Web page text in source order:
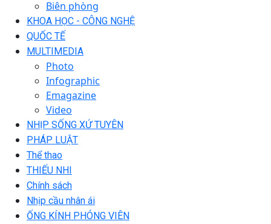
Biên phòng
KHOA HỌC - CÔNG NGHỆ
QUỐC TẾ
MULTIMEDIA
Photo
Infographic
Emagazine
Video
NHỊP SỐNG XỨ TUYÊN
PHÁP LUẬT
Thể thao
THIẾU NHI
Chính sách
Nhịp cầu nhân ái
ỐNG KÍNH PHÓNG VIÊN